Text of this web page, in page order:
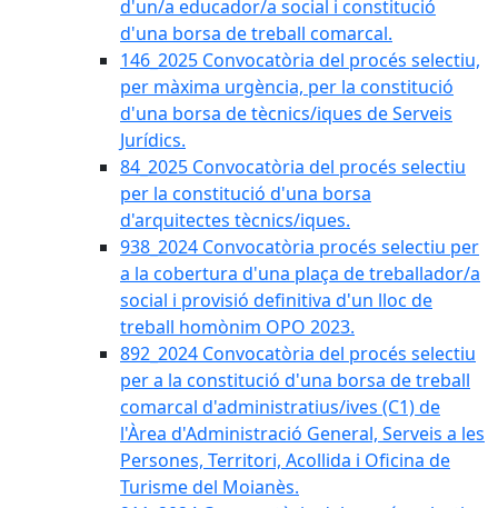
d'un/a educador/a social i constitució
d'una borsa de treball comarcal.
146_2025 Convocatòria del procés selectiu,
per màxima urgència, per la constitució
d'una borsa de tècnics/iques de Serveis
Jurídics.
84_2025 Convocatòria del procés selectiu
per la constitució d'una borsa
d'arquitectes tècnics/iques.
938_2024 Convocatòria procés selectiu per
a la cobertura d'una plaça de treballador/a
social i provisió definitiva d'un lloc de
treball homònim OPO 2023.
892_2024 Convocatòria del procés selectiu
per a la constitució d'una borsa de treball
comarcal d'administratius/ives (C1) de
l'Àrea d'Administració General, Serveis a les
Persones, Territori, Acollida i Oficina de
Turisme del Moianès.